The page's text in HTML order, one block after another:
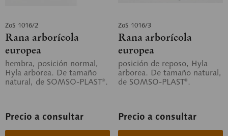
ZoS 1016/2
Rana arborícola
europea
hembra, posición normal,
Hyla arborea. De tamaño
natural, de SOMSO-PLAST®.
Precio a consultar
ZoS 1016/3
Rana arborícola
europea
posición de reposo, Hyla
arborea. De tamaño natural,
de SOMSO-PLAST®.
Precio a consultar